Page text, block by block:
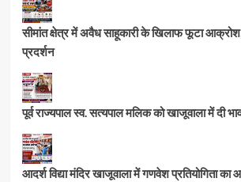
सीमांत क्षेत्र में अवैध साहूकारी के खिलाफ फूटा आक्रोश,
प्रदर्शन
पूर्व राज्यपाल स्व. सत्यपाल मलिक को खाजूवाला में दी
आदर्श विद्या मंदिर खाजूवाला में गणवेश प्रतियोगिता का